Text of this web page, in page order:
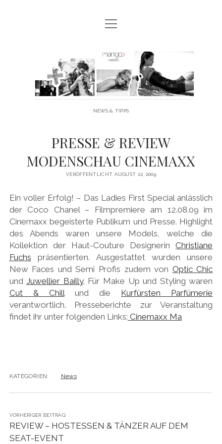
MANIGOO BLOG
MANIGOO MODELS
IMPRESSUM & DATENSCHUTZ
Menü
öffnen
Manigoo
NEWS & TIPPS
PRESSE & REVIEW
MODENSCHAU CINEMAXX
VERÖFFENTLICHT AUGUST 22, 2009
Ein voller Erfolg! – Das Ladies First Special anlässlich
der Coco Chanel – Filmpremiere am 12.08.09 im
Cinemaxx begeisterte Publikum und Presse. Highlight
des Abends waren unsere Models, welche die
Kollektion der Haut-Couture DesignerinChristiane
Fuchs präsentierten. Ausgestattet wurden unsere
New Faces und Semi Profis zudem von Optic Chic
undJuwellier Bailly. Für Make Up und Styling waren
Cut & Chillund die Kurfürsten Parfümerie
verantwortlich. Presseberichte zur Veranstaltung
findet ihr unter folgenden Links: Cinemaxx Ma
KATEGORIEN: News
VORHERIGER BEITRAG
REVIEW – HOSTESSEN & TÄNZER AUF DEM
SEAT-EVENT